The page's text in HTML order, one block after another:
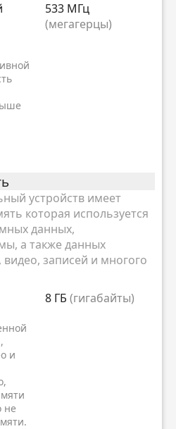
533 МГц
(мегагерцы)
устройств имеет
которая используется
данных,
а также данных
записей и многого
и
не
8 ГБ (гигабайты)